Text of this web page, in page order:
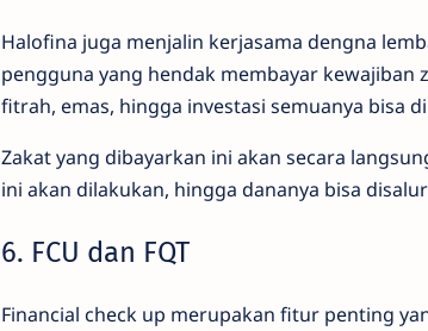
Halofina juga menjalin kerjasama dengna
pengguna yang hendak membayar kewajiban
fitrah, emas, hingga investasi semuanya bisa
Zakat yang dibayarkan ini akan secara
ini akan dilakukan, hingga dananya bisa
6. FCU dan FQT
Financial check up merupakan fitur penting